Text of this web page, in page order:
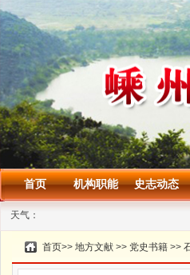
首页 机构职能 史志动态
天气：
首页>> 地方文献 >> 党史书籍 >>